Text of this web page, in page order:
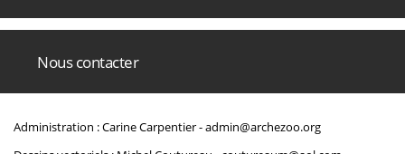
Nous contacter
Administration : Carine Carpentier -admin@archezoo.org